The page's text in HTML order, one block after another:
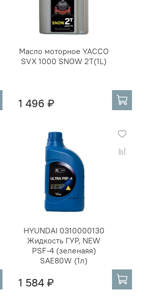
Масло моторное YACCO
SVX 1000 SNOW 2T(1L)
1 496 ₽
HYUNDAI 0310000130
Жидкость ГУР, NEW
PSF-4 (зеленаяя)
SAE80W (1л)
1 584 ₽